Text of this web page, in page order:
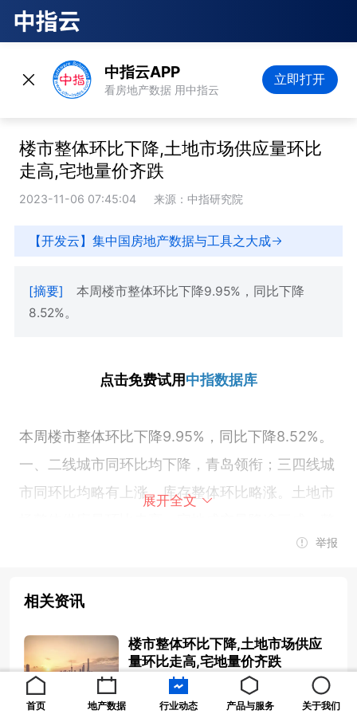
中指云APP
看房地产数据 用中指云
立即打开
楼市整体环比下降,土地市场供应量环比
走高,宅地量价齐跌
2023-11-06 07:45:04 来源：中指研究院
【开发云】集中国房地产数据与工具之大成
[摘要]
本周楼市整体环比下降9.95%，同比下降
8.52%。
点击免费试用中指数据库
本周楼市整体环比下降9.95%，同比下降8.52%。
一、二线城市同环比均下降，青岛领衔；三四线城
市同环比均略有上涨。库存整体环比略涨。土地市
体均价较上周下滑，宅地均价降近三成。出让金总
跃，福州近174亿新推14宗宅地。房企融资类型以
公司债为主，房企拿地城市集中在北京、上海、苏
州、合肥、福州等城市。
展开全文
举报
相关资讯
楼市整体环比下降,土地市场供应
量环比走高,宅地量价齐跌
2023-11-06 07:45:04
首页 地产数据 行业动态 产品与服务 关于我们